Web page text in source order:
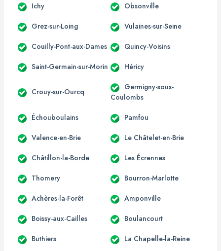
Ichy Obsonville
Grez-sur-Loing Vulaines-sur-Seine
Couilly-Pont-aux-Dames Quincy-Voisins
Saint-Germain-sur-Morin Héricy
Crouy-sur-Ourcq
Germigny-sous-
Coulombs
Échouboulains Pamfou
Valence-en-Brie Le Châtelet-en-Brie
Châtillon-la-Borde Les Écrennes
Thomery Bourron-Marlotte
Achères-la-Forêt Amponville
Boissy-aux-Cailles Boulancourt
Buthiers La Chapelle-la-Reine